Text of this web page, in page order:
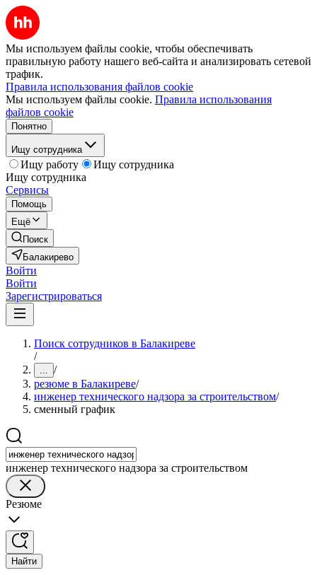
Мы используем файлы cookie, чтобы обеспечивать
правильную работу нашего веб-сайта и анализировать сетевой
трафик.
Правила использования файлов cookie
Мы используем файлы cookie. Правила использования
файлов cookie
Понятно
Ищу сотрудника
Ищу работу
Ищу сотрудника
Ищу сотрудника
Сервисы
Помощь
Ещё
Поиск
Балакирево
Войти
Войти
Зарегистрироваться
Поиск сотрудников в Балакиреве
/
... /
резюме в Балакиреве/
инженер технического надзора за строительством/
сменный график
инженер технического надзора за строительством
Резюме
Найти